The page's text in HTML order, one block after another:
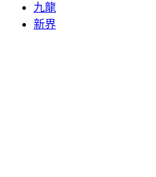
九龍
新界